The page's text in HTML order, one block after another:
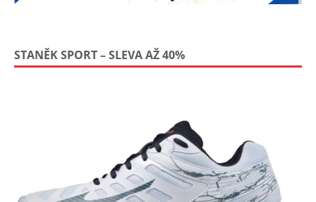
STANĚK SPORT – SLEVA AŽ 40%